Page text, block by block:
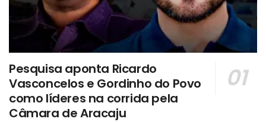
Pesquisa aponta Ricardo
Vasconcelos e Gordinho do Povo
como líderes na corrida pela
Câmara de Aracaju